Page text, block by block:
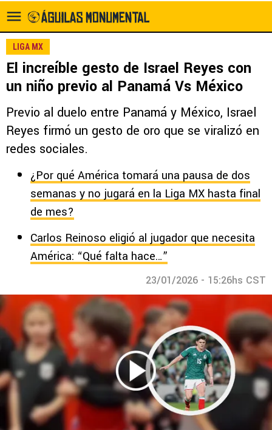
LIGA MX
El increíble gesto de Israel Reyes con
un niño previo al Panamá Vs México
Previo al duelo entre Panamá y México, Israel
Reyes firmó un gesto de oro que se viralizó en
redes sociales.
¿Por qué América tomará una pausa de dos
semanas y no jugará en la Liga MX hasta final
de mes?
Carlos Reinoso eligió al jugador que necesita
América: “Qué falta hace…”
23/01/2026 - 15:26hs CST